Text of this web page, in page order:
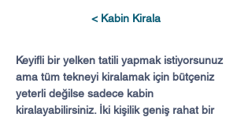
< Kabin Kirala
Keyifli bir yelken tatili yapmak istiyorsunuz
ama tüm tekneyi kiralamak için bütçeniz
yeterli değilse sadece kabin
kiralayabilirsiniz. İki kişilik geniş rahat bir